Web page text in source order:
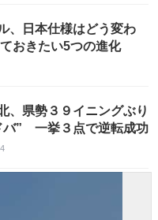
、日本仕様はどう変わ
おきたい5つの進化
、県勢３９イニングぶり
バ” 一挙３点で逆転成功